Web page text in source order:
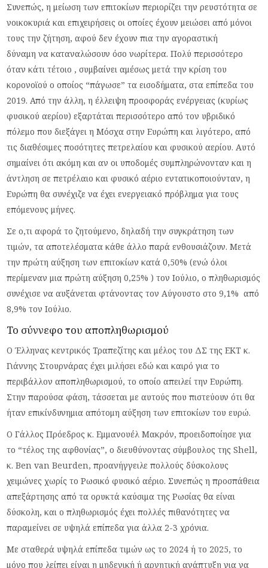
Συνεπώς, η μείωση των επιτοκίων περιορίζει την ρευστότητα σε
νοικοκυριά και επιχειρήσεις οι οποίες έχουν μειώσει από μόνοι
τους την ζήτηση, αφού δεν έχουν πια την αγοραστική
δύναμη να καταναλώσουν όσο νωρίτερα. Πολύ περισσότερο
όταν κάτι τέτοιο , συμβαίνει αμέσως μετά την κρίση του
κορονοϊού ο οποίος “πάγωσε” τα εισοδήματα, στα επίπεδα του
2019. Από την άλλη, η έλλειψη προσφοράς ενέργειας (κυρίως
φυσικού αερίου) εξαρτάται περισσότερο από τον υβριδικό
πόλεμο που διεξάγει η Μόσχα στην Ευρώπη και λιγότερο, από
τις διαθέσιμες ποσότητες πετρελαίου και φυσικού αερίου. Αυτό
σημαίνει ότι ακόμη και αν οι υποδομές συμπληρώνονταν και η
άντληση σε πετρέλαιο και φυσικό αέριο εντατικοποιούνταν, η
Ευρώπη θα συνέχιζε να έχει ενεργειακό πρόβλημα για τους
επόμενους μήνες.
Σε ο,τι αφορά το ζητούμενο, δηλαδή την συγκράτηση των
τιμών, τα αποτελέσματα κάθε άλλο παρά ενθουσιάζουν. Μετά
την πρώτη αύξηση των επιτοκίων κατά 0,50% (ενώ όλοι
περίμεναν μια πρώτη αύξηση 0,25% ) τον Ιούλιο, ο πληθωρισμός
συνέχισε να αυξάνεται φτάνοντας τον Αύγουστο στο 9,1% από
8,9% τον Ιούλιο.
Το σύννεφο του αποπληθωρισμού
Ο Έλληνας κεντρικός Τραπεζίτης και μέλος του ΔΣ της ΕΚΤ κ.
Γιάννης Στουρνάρας έχει μιλήσει εδώ και καιρό για το
περιβάλλον αποπληθωρισμού, το οποίο απειλεί την Ευρώπη.
Στην παρούσα φάση, τάσσεται με αυτούς που πιστεύουν ότι θα
ήταν επικίνδυνημια απότομη αύξηση των επιτοκίων του ευρώ.
Ο Γάλλος Πρόεδρος κ. Εμμανουέλ Μακρόν, προειδοποίησε για
το “τέλος της αφθονίας”, ο διευθύνοντας σύμβουλος της Shell,
κ. Ben van Beurden, προανήγγειλε πολλούς δύσκολους
χειμώνες χωρίς το Ρωσικό φυσικό αέριο. Συνεπώς η προσπάθεια
απεξάρτησης από τα ορυκτά καύσιμα της Ρωσίας θα είναι
δύσκολη, και ο πληθωρισμός έχει πολλές πιθανότητες να
παραμείνει σε υψηλά επίπεδα για άλλα 2-3 χρόνια.
Με σταθερά υψηλά επίπεδα τιμών ως το 2024 ή το 2025, το
μόνο που λείπει είναι η μηδενική ή αρνητική ανάπτυξη για να